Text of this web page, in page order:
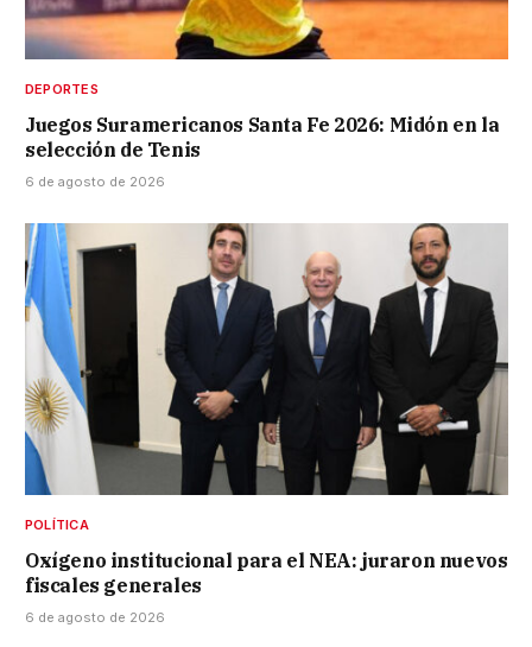
DEPORTES
Juegos Suramericanos Santa Fe 2026: Midón en la
selección de Tenis
6 de agosto de 2026
POLÍTICA
Oxígeno institucional para el NEA: juraron nuevos
fiscales generales
6 de agosto de 2026